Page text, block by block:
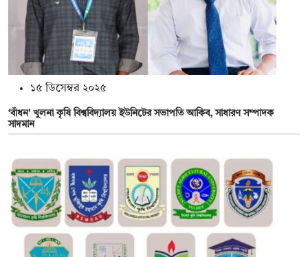
১৫ ডিসেম্বর ২০২৫
‘বাঁধন' খুলনা কৃষি বিশ্ববিদ্যালয় ইউনিটের সভাপতি আকিব, সাধারণ সম্পাদক
সাদমান